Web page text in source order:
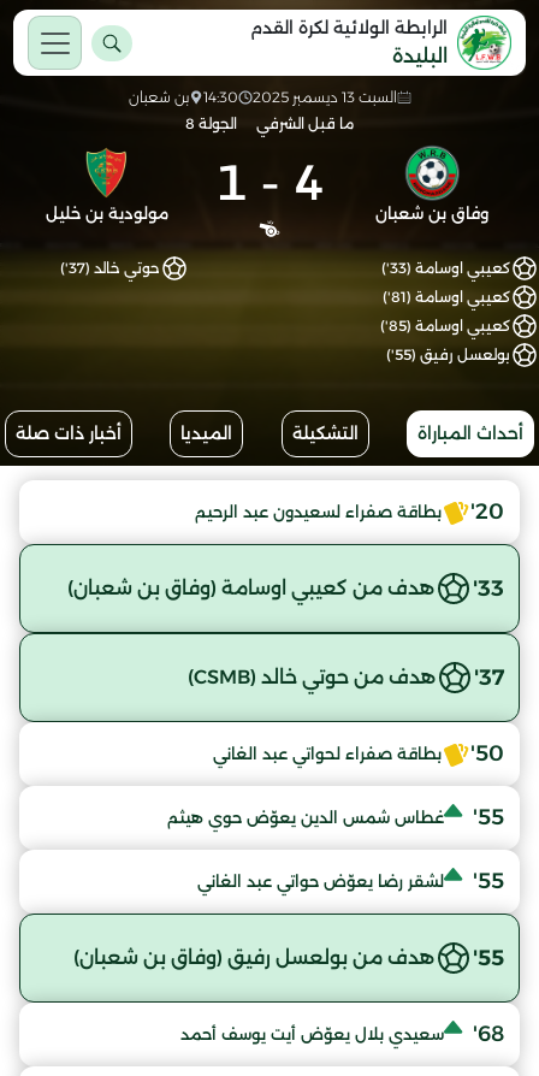
الرابطة الولائية لكرة القدم
البليدة
السبت 13 ديسمبر 2025 14:30
بن شعبان
ما قبل الشرفي
الجولة 8
وفاق بن شعبان 4
-
1 مولودية بن خليل
كعيبي اوسامة (33')
كعيبي اوسامة (81')
كعيبي اوسامة (85')
بولعسل رفيق (55')
حوتي خالد (37')
أحداث المباراة التشكيلة الميديا أخبار ذات صلة
20' بطاقة صفراء لسعيدون عبد الرحيم
33' هدف من كعيبي اوسامة (وفاق بن شعبان)
37' هدف من حوتي خالد (CSMB)
50' بطاقة صفراء لحواتي عبد الغاني
55' غطاس شمس الدين يعوّض حوي هيثم
55' لشقر رضا يعوّض حواتي عبد الغاني
55' هدف من بولعسل رفيق (وفاق بن شعبان)
68' سعيدي بلال يعوّض أيت يوسف أحمد